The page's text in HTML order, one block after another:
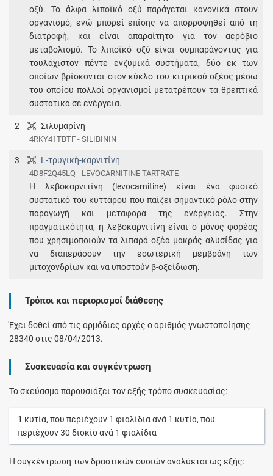
οξύ. Το άλφα λιποϊκό οξύ παράγεται κανονικά στουν
οργανισμό, ενώ μπορεί επίσης να απορροφηθεί από τη
διατροφή, και είναι απαραίτητο για τον αερόβιο
μεταβολισμό. Το λιποϊκό οξύ είναι συμπαράγοντας για
τουλάχιστον πέντε ενζυμικά συστήματα, δύο εκ των
οποίων βρίσκονται στον κύκλο του κιτρικού οξέος μέσω
του οποίου πολλοί οργανισμοί μετατρέπουν τα θρεπτικά
συστατικά σε ενέργεια.
2 Σιλυμαρίνη
4RKY41TBTF - SILIBININ
3 L-τρυγική-καρνιτίνη
4D8F2Q45LQ - LEVOCARNITINE TARTRATE
Η λεβοκαρνιτίνη (levocarnitine) είναι ένα φυσικό
συστατικό του κυττάρου που παίζει σημαντικό ρόλο στην
παραγωγή και μεταφορά της ενέργειας. Στην
πραγματικότητα, η λεβοκαρνιτίνη είναι ο μόνος φορέας
που χρησιμοποιούν τα λιπαρά οξέα μακράς αλυσίδας για
να διαπεράσουν την εσωτερική μεμβράνη των
μιτοχονδρίων και να υποστούν β-οξείδωση.
Τρόποι και περιορισμοί διάθεσης
Έχει δοθεί από τις αρμόδιες αρχές ο αριθμός γνωστοποίησης
28340 στις 08/04/2013.
Συσκευασία και συγκέντρωση
Το σκεύασμα παρουσιάζει τον εξής τρόπο συσκευασίας:
1 κυτία, που περιέχουν 1 φιαλίδιαανά 1 κυτία, που
περιέχουν30 δισκίοανά 1 φιαλίδια
Η συγκέντρωση των δραστικών ουσιών αναλύεται ως εξής: